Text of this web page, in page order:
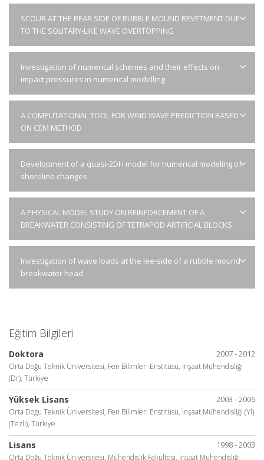
SCOUR AT THE REAR SIDE OF RUBBLE MOUND REVETMENT DUE
TO THE SOLITARY-LIKE WAVE OVERTOPPING
Investigation of numerical schemes and their effects on
impact pressures in numerical modelling
A COMPUTATIONAL TOOL FOR WIND WAVE PREDICTION BASED
ON CEM METHOD
Development of a quasi-2DH model for numerical modeling of
shoreline changes
A PHYSICAL MODEL STUDY ON REINFORCEMENT OF A
BREAKWATER CONSISTING OF TETRAPOD ARTIFICIAL BLOCKS
Investigation of wave loads at the lee-side of a rubble mound
breakwater head
Eğitim Bilgileri
2007 - 2012
Doktora
Orta Doğu Teknik Üniversitesi, Fen Bilimleri Enstitüsü, İnşaat Mühendisliği
(Dr), Türkiye
2003 - 2006
Yüksek Lisans
Orta Doğu Teknik Üniversitesi, Fen Bilimleri Enstitüsü, İnşaat Mühendisliği (Yl)
(Tezli), Türkiye
1998 - 2003
Lisans
Orta Doğu Teknik Üniversitesi, Mühendislik Fakültesi, İnşaat Mühendisliği